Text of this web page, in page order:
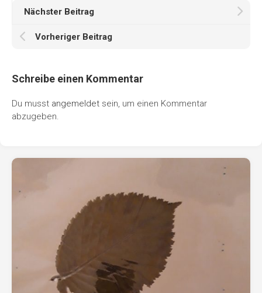
Nächster Beitrag
Vorheriger Beitrag
Schreibe einen Kommentar
Du musst angemeldet sein, um einen Kommentar
abzugeben.